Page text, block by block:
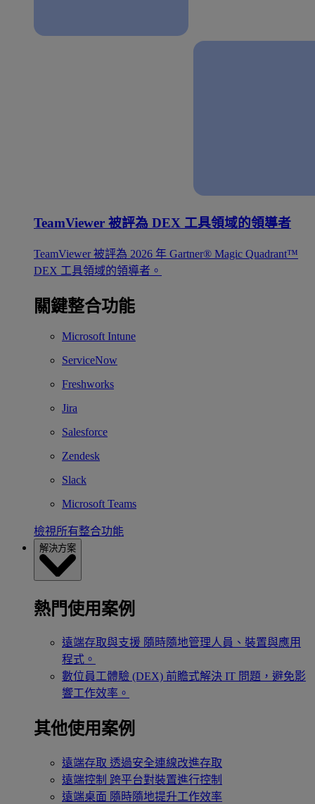
TeamViewer 被評為 DEX 工具領域的領導者
TeamViewer 被評為 2026 年 Gartner® Magic Quadrant™
DEX 工具領域的領導者。
關鍵整合功能
Microsoft Intune
ServiceNow
Freshworks
Jira
Salesforce
Zendesk
Slack
Microsoft Teams
檢視所有整合功能
解決方案
熱門使用案例
遠端存取與支援 隨時隨地管理人員、裝置與應用
程式。
數位員工體驗 (DEX) 前瞻式解決 IT 問題，避免影
響工作效率。
其他使用案例
遠端存取 透過安全連線改進存取
遠端控制 跨平台對裝置進行控制
遠端桌面 隨時隨地提升工作效率